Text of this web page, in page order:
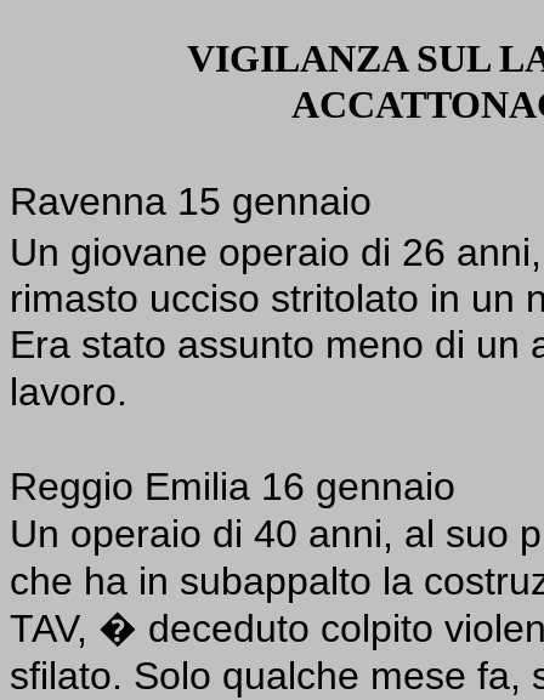
VIGILANZA SUL
Ravenna 15 gennaio
Un giovane operaio di 26
rimasto ucciso stritolato in un
Era stato assunto meno di un
lavoro.
Reggio Emilia 16 gennaio
Un operaio di 40 anni, al suo
che ha in subappalto la
TAV, � deceduto colpito
sfilato. Solo qualche mese fa,